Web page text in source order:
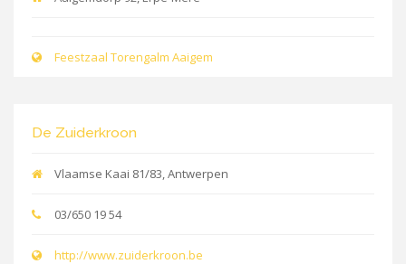
Feestzaal Torengalm Aaigem
De Zuiderkroon
Vlaamse Kaai 81/83, Antwerpen
03/650 19 54
http://www.zuiderkroon.be